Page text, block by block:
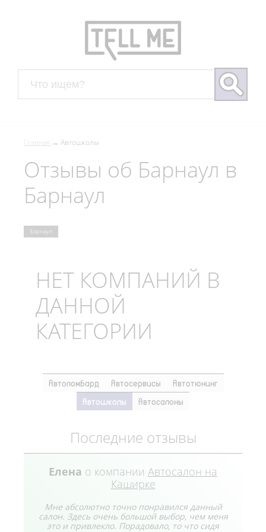
Главная Автошколы
Отзывы об Барнаул в
Барнаул
Барнаул
НЕТ КОМПАНИЙ В
ДАННОЙ
КАТЕГОРИИ
Автоломбард Автосервисы
Автотюнинг
Автошколы
Автосалоны
Последние отзывы
Елена о компании Автосалон на
Каширке
Мне абсолютно точно понравился данный
салон. Здесь очень большой выбор, чем меня
это и привлекло. Порадовало, то что сидя